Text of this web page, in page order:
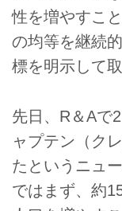
性を増やすこ
の均等を継続
標を明示して
先日、R＆Aで
ャプテン（ク
たというニュ
ではまず、約